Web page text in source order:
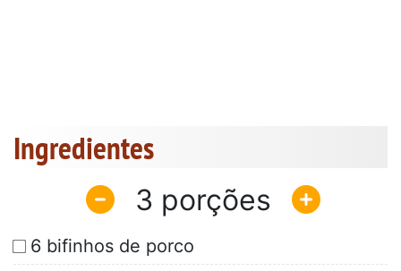
Ingredientes
3
6 bifinhos de porco